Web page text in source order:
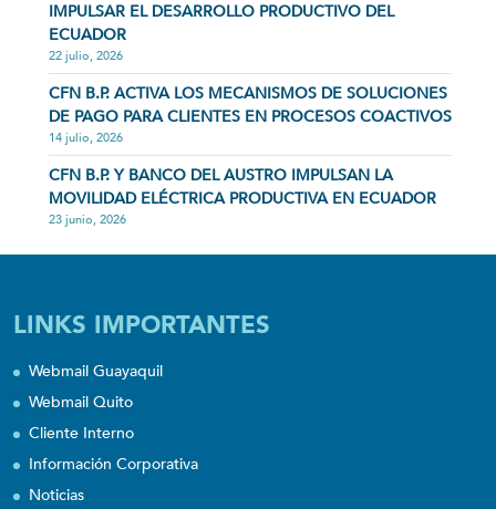
IMPULSAR EL DESARROLLO PRODUCTIVO DEL
ECUADOR
22 julio, 2026
CFN B.P. ACTIVA LOS MECANISMOS DE SOLUCIONES
DE PAGO PARA CLIENTES EN PROCESOS COACTIVOS
14 julio, 2026
CFN B.P. Y BANCO DEL AUSTRO IMPULSAN LA
MOVILIDAD ELÉCTRICA PRODUCTIVA EN ECUADOR
23 junio, 2026
LINKS IMPORTANTES
Webmail Guayaquil
Webmail Quito
Cliente Interno
Información Corporativa
Noticias